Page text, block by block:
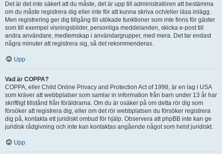
Det är det inte säkert att du måste, det är upp till administratören att bestämma
om du måste registrera dig eller inte för att kunna skriva och/eller läsa inlägg.
Men registrering ger dig tillgång till utökade funktioner som inte finns för gäster
som till exempel visningsbilder, personliga meddelanden, skicka e-post till
andra användare, medlemskap i användargrupper, med mera. Det tar endast
några minuter att registrera sig, så det rekommenderas.
Upp
Vad är COPPA?
COPPA, eller Child Online Privacy and Protection Act of 1998, är en lag i USA
som kräver att webbplatser som samlar in information från barn under 13 år har
skriftligt tillstånd från föräldrarna. Om du är osäker på om detta rör dig som
försöker att registrera dig, eller om det rör webbplatsen du försöker registrera
dig på, kontakta ett juridiskt ombud för hjälp. Observera att phpBB inte kan ge
juridisk rådgivning och inte kan kontaktas angående något som helst juridiskt.
Upp